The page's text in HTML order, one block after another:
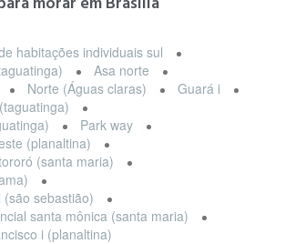
habitações individuais sul
Asa norte
Norte (Águas claras)
Guará i
Park way
(planaltina)
(santa maria)
sebastião)
santa mônica (santa maria)
i (planaltina)